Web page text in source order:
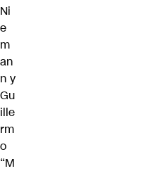
Ni
e
m
an
n y
Gu
ille
rm
o
“M